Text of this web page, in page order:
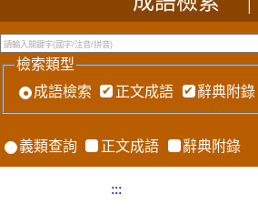
檢索類型
成語檢索
正文成語 辭典附錄
義類查詢 正文成語 辭典附錄
:::